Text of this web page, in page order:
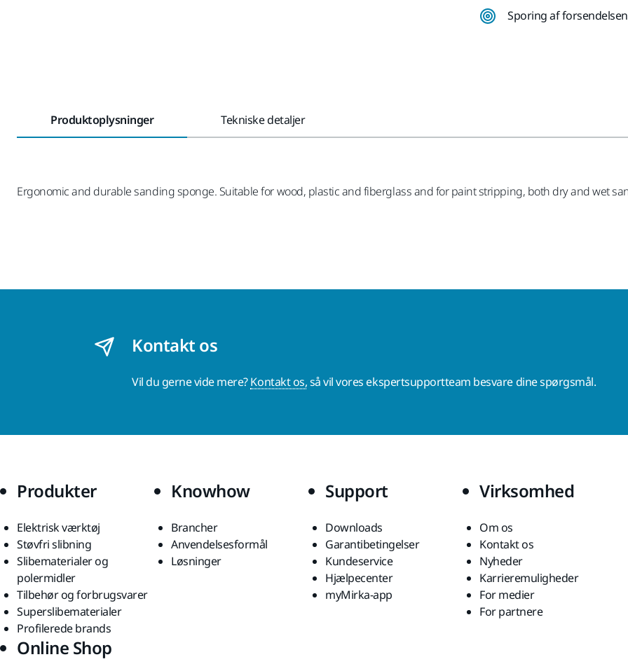
Sporing af forsendelsen
Produktoplysninger Tekniske detaljer
Ergonomic and durable sanding sponge. Suitable for wood, plastic and fiberglass and for paint stripping, both dry and wet
Kontakt os
Vil du gerne vide mere?Kontakt os,så vil vores ekspertsupportteam besvare dine spørgsmål.
Produkter
Elektrisk værktøj
Støvfri slibning
Slibematerialer og
polermidler
Tilbehør og forbrugsvarer
Superslibematerialer
Profilerede brands
Knowhow
Brancher
Anvendelsesformål
Løsninger
Support
Downloads
Garantibetingelser
Kundeservice
Hjælpecenter
myMirka-app
Virksomhed
Om os
Kontakt os
Nyheder
Karrieremuligheder
For medier
For partnere
Online Shop